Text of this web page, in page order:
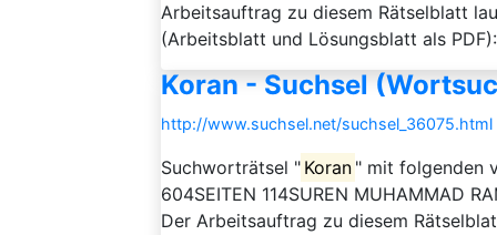
Arbeitsauftrag zu diesem Rätselblatt
(Arbeitsblatt und Lösungsblatt als
Koran - Suchsel
http://www.suchsel.net/suchsel_36075.html
Suchworträtsel " Koran " mit folgenden
604SEITEN 114SUREN MUHAMMAD
Der Arbeitsauftrag zu diesem